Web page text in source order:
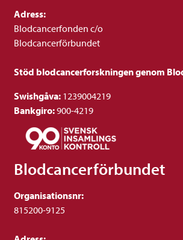
Adress:
Blodcancerfonden c/o
Blodcancerförbundet
Stöd blodcancerforskningen genom
Swishgåva: 1239004219
Bankgiro:900-4219
Blodcancerförbundet
Organisationsnr:
815200-9125